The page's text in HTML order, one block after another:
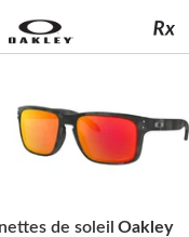
de soleil Oakley